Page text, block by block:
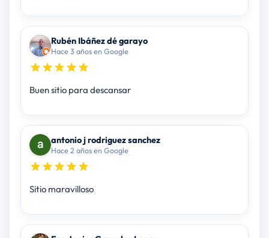
Rubén Ibáñez dé garayo
Hace 3 años en Google
Buen sitio para descansar
antonio j rodriguez sanchez
Hace 2 años en Google
Sitio maravilloso